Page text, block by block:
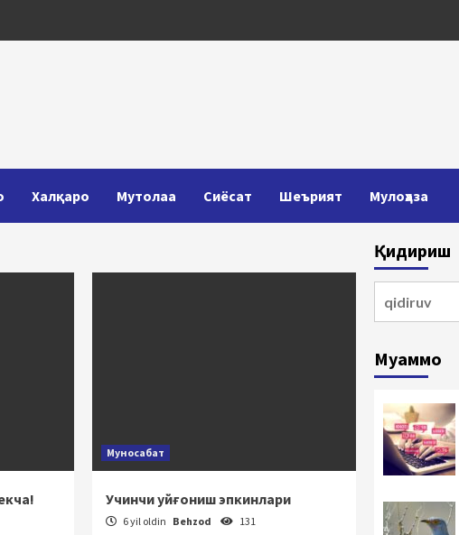
Халқаро Мутолаа Сиёсат Шеърият Мулоҳаза
Муносабат
Учинчи уйғониш эпкинлари
6 yil oldin Behzod 131
Қидириш
Муаммо